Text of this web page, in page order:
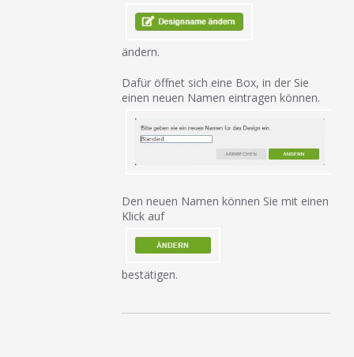
ändern.
Dafür öffnet sich eine Box, in der Sie
einen neuen Namen eintragen können.
Den neuen Namen können Sie mit einen
Klick auf
bestätigen.